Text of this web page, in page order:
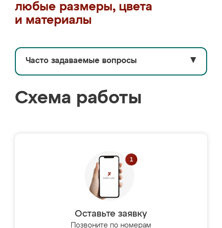
любые размеры, цвета
и материалы
Часто задаваемые вопросы ▼
Схема работы
Оставьте заявку
Позвоните по номерам